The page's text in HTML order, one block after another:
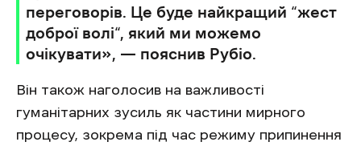
переговорів. Це буде найкращий “жест
доброї волі“, який ми можемо
очікувати», — пояснив Рубіо.
Він також наголосив на важливості
гуманітарних зусиль як частини мирного
процесу, зокрема під час режиму припинення